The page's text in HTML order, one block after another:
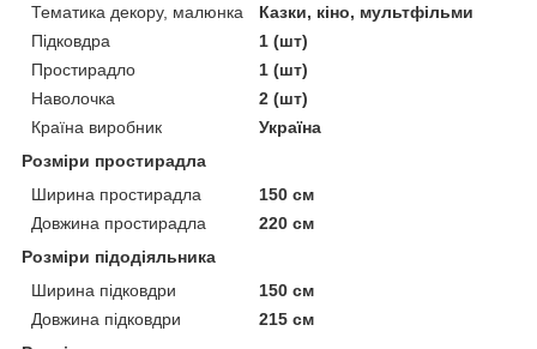
Тематика декору, малюнка
Казки, кіно, мультфільми
Підковдра
1 (шт)
Простирадло
1 (шт)
Наволочка
2 (шт)
Країна виробник
Україна
Розміри простирадла
Ширина простирадла
150 см
Довжина простирадла
220 см
Розміри підодіяльника
Ширина підковдри
150 см
Довжина підковдри
215 см